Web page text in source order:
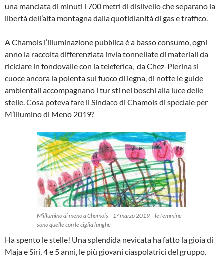
una manciata di minuti i 700 metri di dislivello che separano la
libertà dell’alta montagna dalla quotidianità di gas e traffico.
A Chamois l’illuminazione pubblica è a basso consumo, ogni
anno la raccolta differenziata invia tonnellate di materiali da
riciclare in fondovalle con la teleferica, da Chez-Pierina si
cuoce ancora la polenta sul fuoco di legna, di notte le guide
ambientali accompagnano i turisti nei boschi alla luce delle
stelle. Cosa poteva fare il Sindaco di Chamois di speciale per
M’illumino di Meno 2019?
M’illumino di meno a Chamois – 1° marzo 2019 – le femmine
sono quelle con le ciglia lunghe.
Ha spento le stelle! Una splendida nevicata ha fatto la gioia di
Maja e Siri, 4 e 5 anni, le più giovani ciaspolatrici del gruppo.